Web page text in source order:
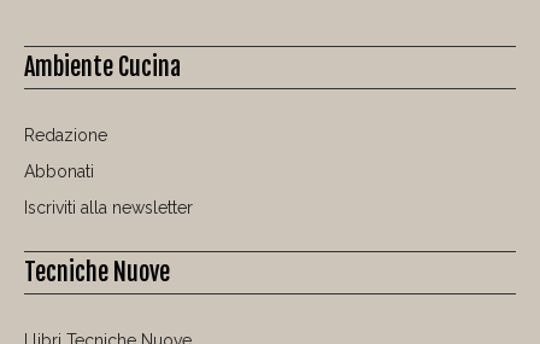
Ambiente Cucina
Redazione
Abbonati
Iscriviti alla newsletter
Tecniche Nuove